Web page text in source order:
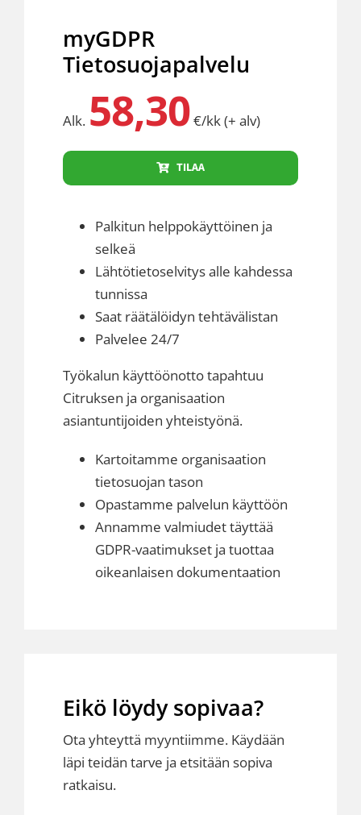
myGDPR
Tietosuojapalvelu
Alk. 58,30€/kk (+ alv)
TILAA
Palkitun helppokäyttöinen ja
selkeä
Lähtötietoselvitys alle kahdessa
tunnissa
Saat räätälöidyn tehtävälistan
Palvelee 24/7
Työkalun käyttöönotto tapahtuu
Citruksen ja organisaation
asiantuntijoiden yhteistyönä.
Kartoitamme organisaation
tietosuojan tason
Opastamme palvelun käyttöön
Annamme valmiudet täyttää
GDPR-vaatimukset ja tuottaa
oikeanlaisen dokumentaation
Eikö löydy sopivaa?
Ota yhteyttä myyntiimme. Käydään
läpi teidän tarve ja etsitään sopiva
ratkaisu.